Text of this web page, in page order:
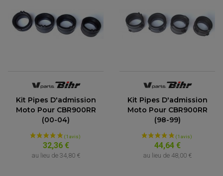
Kit Pipes D'admission
Moto Pour CBR900RR
(00-04)
32,36 €
au lieu de 34,80 €
Kit Pipes D'admission
Moto Pour CBR900RR
(98-99)
44,64 €
au lieu de 48,00 €